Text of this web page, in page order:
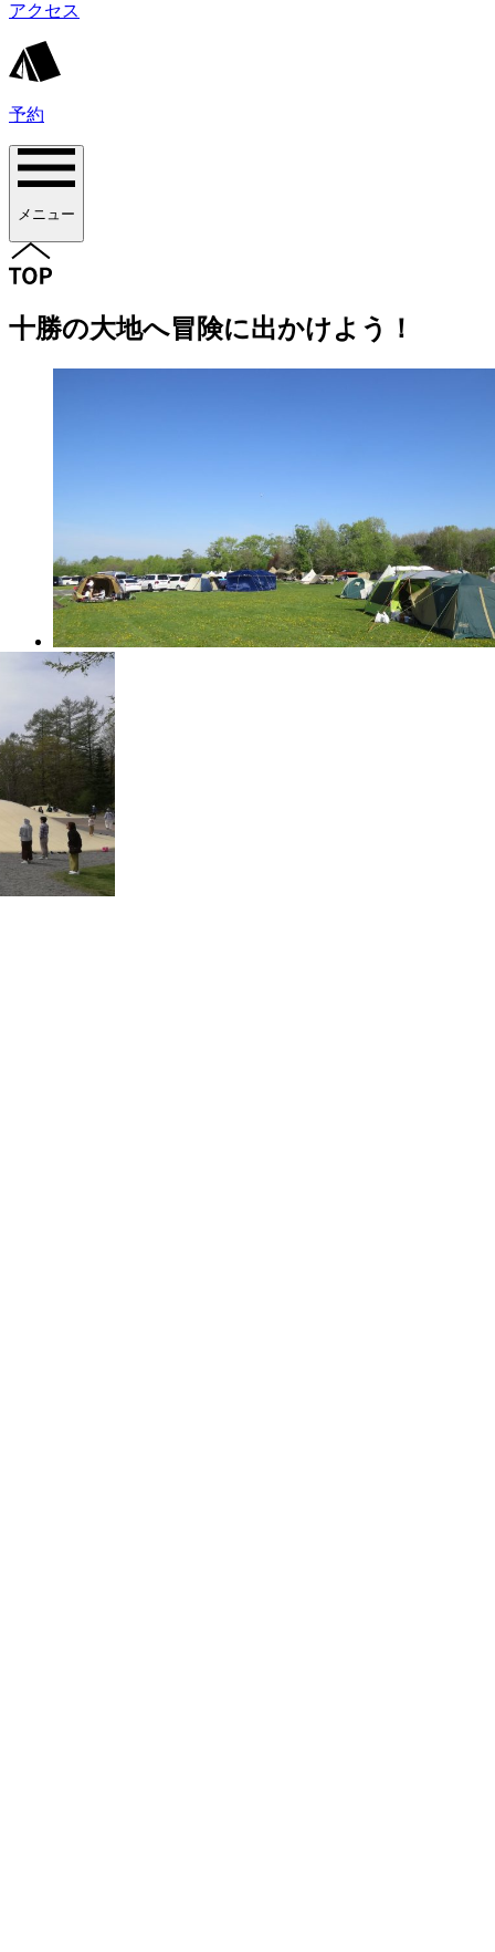
アクセス
予約
メニュー
十勝の大地へ冒険に出かけよう！